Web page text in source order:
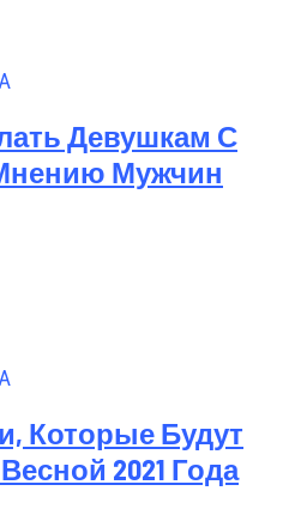
Девушкам С
Мужчин
Которые Будут
2021 Года